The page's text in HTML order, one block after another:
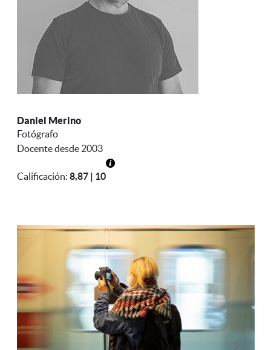
Daniel Merino
Fotógrafo
Docente desde 2003
Calificación: 8,87 | 10